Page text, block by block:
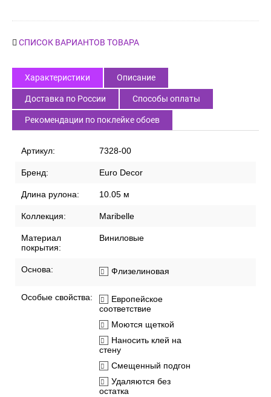
СПИСОК ВАРИАНТОВ ТОВАРА
Характеристики Описание
Доставка по России Способы оплаты
Рекомендации по поклейке обоев
Артикул: 7328-00
Бренд: Euro Decor
Длина рулона: 10.05 м
Коллекция: Maribelle
Материал
покрытия:
Виниловые
Основа: Флизелиновая
Особые свойства:
Европейское
соответствие
Моются щеткой
Наносить клей на
стену
Смещенный подгон
Удаляются без
остатка